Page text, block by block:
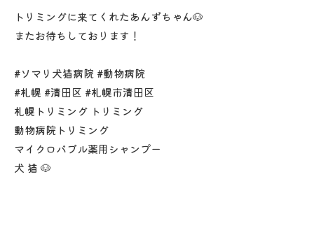
トリミングに来てくれたあんずちゃん🐶
またお待ちしております！
#ソマリ犬猫病院 #動物病院
#札幌 #清田区 #札幌市清田区
札幌トリミング トリミング
動物病院トリミング
マイクロバブル薬用シャンプー
犬 猫 🐶